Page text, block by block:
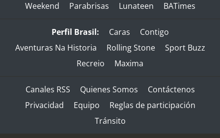
Weekend
Parabrisas Lunateen BATimes
Perfil Brasil: Caras
Contigo
Aventuras Na Historia
Rolling Stone
Sport Buzz
Recreio
Maxima
Canales RSS Quienes Somos
Contáctenos
Privacidad
Equipo
Reglas de participación
Tránsito